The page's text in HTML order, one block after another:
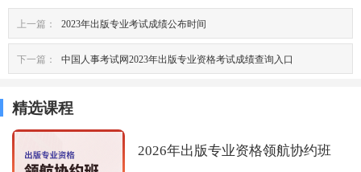
上一篇： 2023年出版专业考试成绩公布时间
下一篇： 中国人事考试网2023年出版专业资格考试成绩查询入口
精选课程
2026年出版专业资格领航协约班